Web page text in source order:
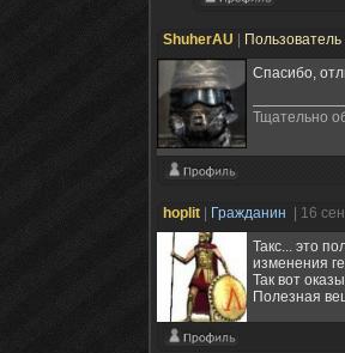
ShuherAU
Пользователь
Спасибо,
Тщательно
hoplit Гражданин
| 16
Такс... это
изменения
Так вот
Полезная